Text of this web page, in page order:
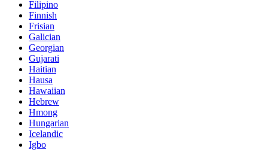
Filipino
Finnish
Frisian
Galician
Georgian
Gujarati
Haitian
Hausa
Hawaiian
Hebrew
Hmong
Hungarian
Icelandic
Igbo